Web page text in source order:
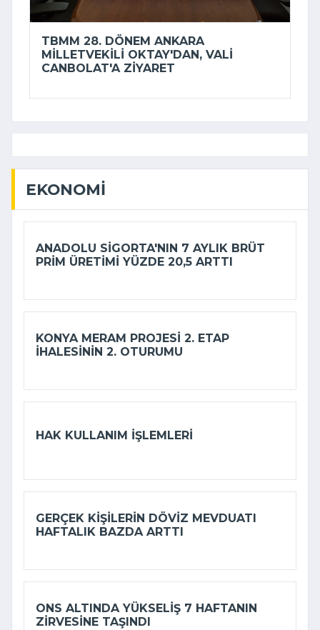
TBMM 28. DÖNEM ANKARA
MILLETVEKILI OKTAY'DAN, VALI
CANBOLAT'A ZIYARET
EKONOMI
ANADOLU SIGORTA'NIN 7 AYLIK BRÜT
PRIM ÜRETIMI YÜZDE 20,5 ARTTI
KONYA MERAM PROJESI 2. ETAP
IHALESININ 2. OTURUMU
HAK KULLANIM IŞLEMLERI
GERÇEK KIŞILERIN DÖVIZ MEVDUATI
HAFTALIK BAZDA ARTTI
ONS ALTINDA YÜKSELIŞ 7 HAFTANIN
ZIRVESINE TAŞINDI